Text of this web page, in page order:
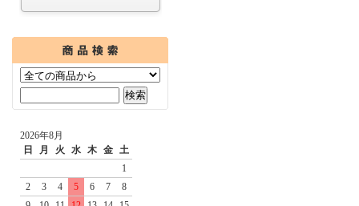
2026年8月
日
月 火 水 木 金 土
1
2
3 4 5 6 7
8